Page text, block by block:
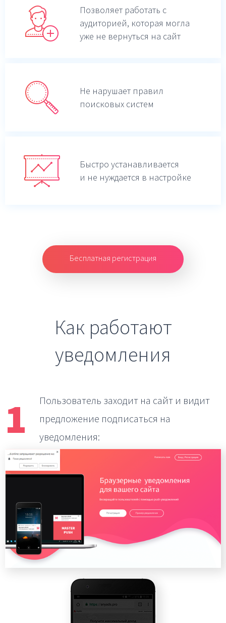
Позволяет работать с
аудиторией, которая могла
уже не вернуться на сайт
Не нарушает правил
поисковых систем
Быстро устанавливается
и не нуждается в настройке
Бесплатная регистрация
Как работают
уведомления
1 Пользователь заходит на сайт и видит
предложение подписаться на
уведомления: